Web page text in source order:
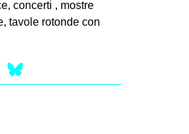
GENERI
PRECARIATO
concerti , mostre
tavole rotonde con
Facebook